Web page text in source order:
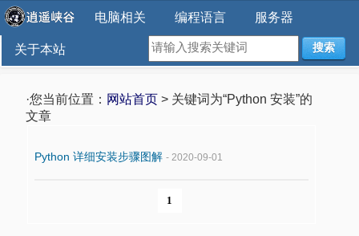
电脑相关 编程语言 服务器
关于本站 搜索
·您当前位置： 网站首页 > 关键词为“Python 安装”的
文章
Python 详细安装步骤图解 - 2020-09-01
1